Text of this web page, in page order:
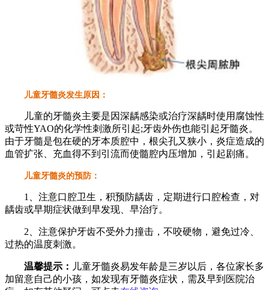
儿童牙髓炎发生原因：
儿童的牙髓炎主要是因深龋感染或治疗深龋时使用腐蚀性
或苛性YAO的化学性刺激所引起;牙齿外伤也能引起牙髓炎。
由于牙髓是包在硬的牙本质腔中，根尖孔又狭小，炎症造成的
血管扩张、充血得不到引流而使髓腔内压增加，引起剧痛。
儿童牙髓炎的预防：
1、注意口腔卫生，积预防龋齿，定期进行口腔检查，对
龋齿或早期症状做到早发现、早治疗。
2、注意保护牙齿不受外力撞击，不咬硬物，避免过冷、
过热的温度刺激。
温馨提示： 儿童牙髓炎易发年龄是三岁以后，各位家长多
加留意自己的小孩，如发现有牙髓炎症状，需及早到医院治